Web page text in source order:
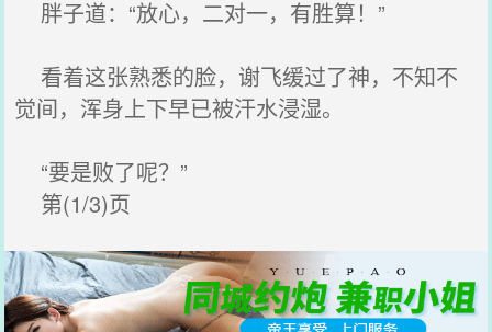
胖子道：“放心，二对一，有胜算！”
看着这张熟悉的脸，谢飞缓过了神，不知不
觉间，浑身上下早已被汗水浸湿。
“要是败了呢？”
第(1/3)页